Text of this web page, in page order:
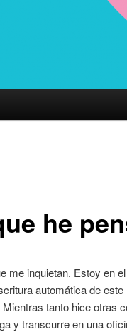
he
me inquietan. Estoy en
automática de
tanto hice otras
y transcurre en una